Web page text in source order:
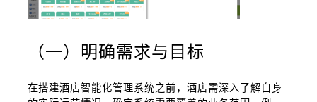
（一）明确需求与目标
在搭建酒店智能化管理系统之前，酒店需深入了解自身